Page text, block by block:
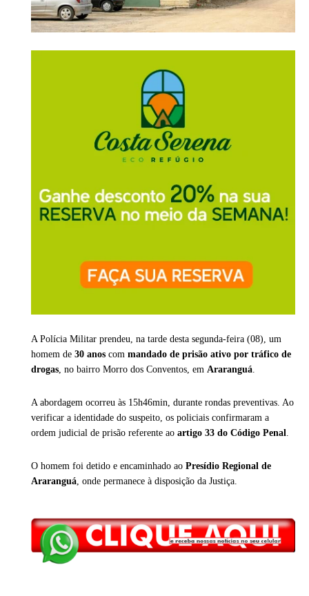
A Polícia Militar prendeu, na tarde desta segunda-feira (08), um
homem de 30 anos com mandado de prisão ativo por tráfico de
drogas, no bairro Morro dos Conventos, em Araranguá.
A abordagem ocorreu às 15h46min, durante rondas preventivas. Ao
verificar a identidade do suspeito, os policiais confirmaram a
ordem judicial de prisão referente ao artigo 33 do Código Penal.
O homem foi detido e encaminhado ao Presídio Regional de
Araranguá, onde permanece à disposição da Justiça.